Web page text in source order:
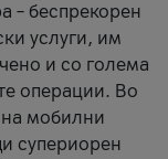
– беспрекорен
услуги, им
и со голема
операции. Во
мобилни
супериорен